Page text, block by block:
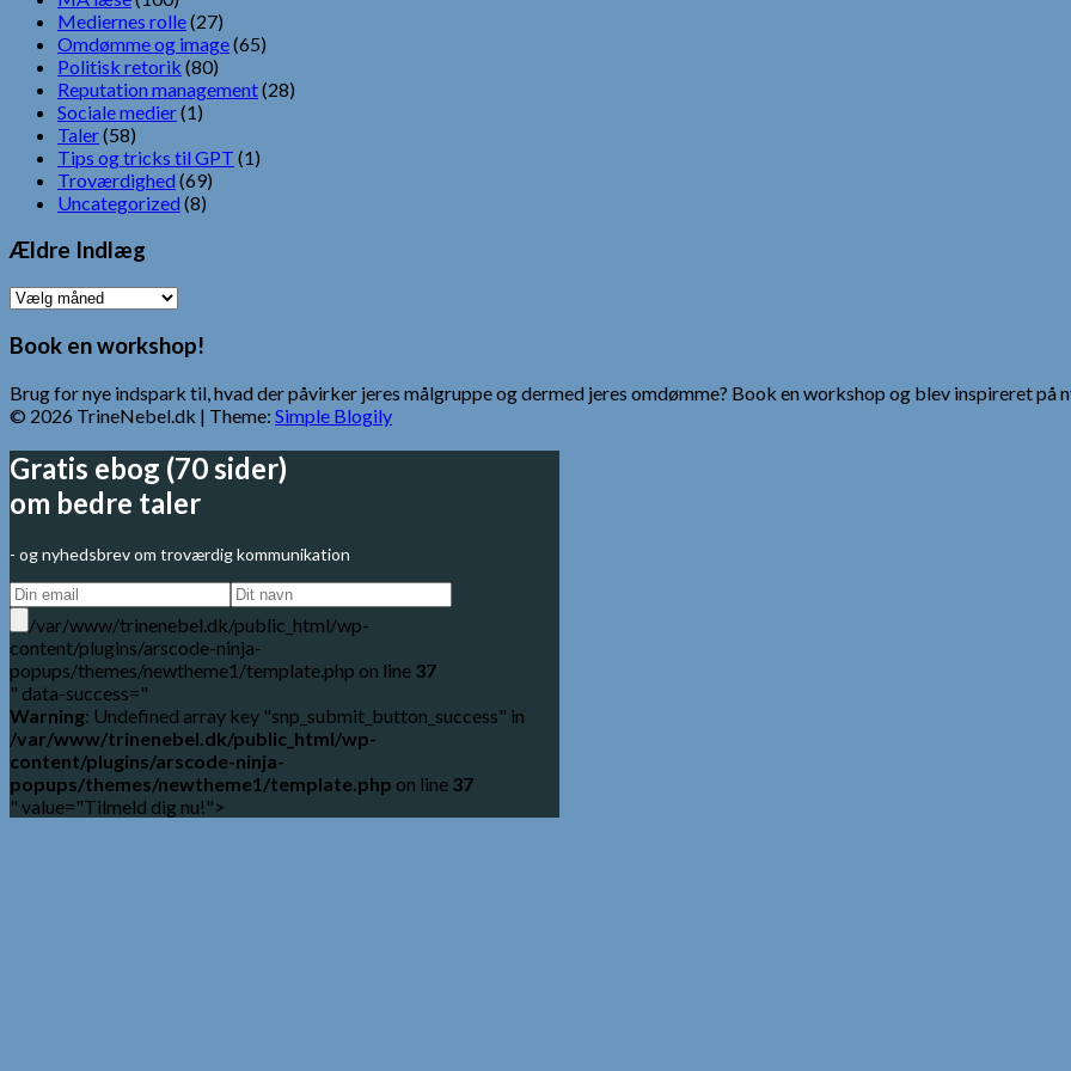
Mediernes rolle(27)
Omdømme og image(65)
Politisk retorik (80)
Reputation management(28)
Sociale medier(1)
Taler(58)
Tips og tricks til GPT (1)
Troværdighed (69)
Uncategorized (8)
Ældre Indlæg
Ældre
Book en workshop!
Brug for nye indspark til, hvad der påvirker jeres målgruppe og dermed jeres omdømme? Book en workshop og blev inspireret på
© 2026 TrineNebel.dk | Theme: Simple Blogily
Gratis ebog (70 sider)
om bedre taler
- og nyhedsbrev om troværdig kommunikation
/var/www/trinenebel.dk/public_html/wp-
content/plugins/arscode-ninja-
popups/themes/newtheme1/template.php on line 37
" data-success="
Warning: Undefined array key "snp_submit_button_success" in
/var/www/trinenebel.dk/public_html/wp-
content/plugins/arscode-ninja-
popups/themes/newtheme1/template.php on line 37
" value="Tilmeld dig nu!">